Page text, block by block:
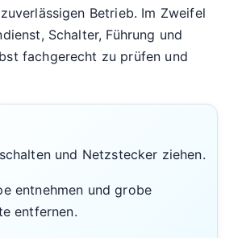
Betrieb. Im Zweifel
Schalter, Führung und
fachgerecht zu prüfen und
und Netzstecker ziehen.
entnehmen und grobe
entfernen.